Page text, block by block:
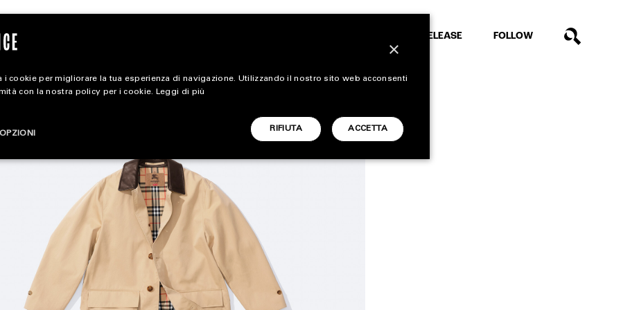
CARICA ALTRI
RELEASE FOLLOW
STYLE
FOOTWEAR
ACCESSORIES
×
i cookie per migliorare la tua esperienza di navigazione. Utilizzando il nostro sito web acconsenti
con la nostra policy per i cookie. Leggi di più
ACCETTA
RIFIUTA